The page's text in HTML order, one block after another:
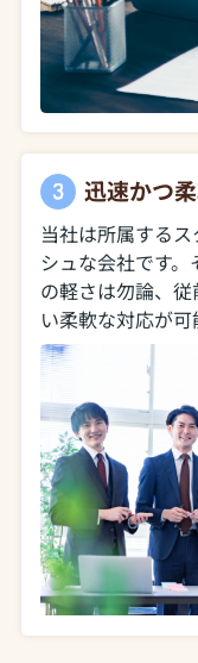
迅速かつ
当社は所属する
シュな会社です
の軽さは勿論、
い柔軟な対応が可